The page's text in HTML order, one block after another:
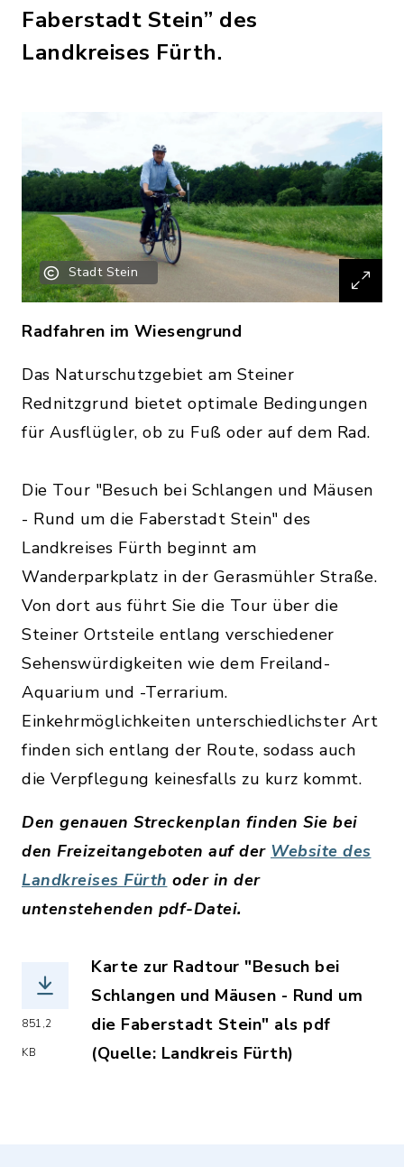
Faberstadt Stein” des
Landkreises Fürth.
Stadt Stein
Radfahren im Wiesengrund
Das Naturschutzgebiet am Steiner
Rednitzgrund bietet optimale Bedingungen
für Ausflügler, ob zu Fuß oder auf dem Rad.
Die Tour "Besuch bei Schlangen und Mäusen
- Rund um die Faberstadt Stein" des
Landkreises Fürth beginnt am
Wanderparkplatz in der Gerasmühler Straße.
Von dort aus führt Sie die Tour über die
Steiner Ortsteile entlang verschiedener
Sehenswürdigkeiten wie dem Freiland-
Aquarium und -Terrarium.
Einkehrmöglichkeiten unterschiedlichster Art
finden sich entlang der Route, sodass auch
die Verpflegung keinesfalls zu kurz kommt.
Den genauen Streckenplan finden Sie bei
den Freizeitangeboten auf der Website des
Landkreises Fürth oder in der
untenstehenden pdf-Datei.
851,2
KB
Karte zur Radtour "Besuch bei
Schlangen und Mäusen - Rund um
die Faberstadt Stein" als pdf
(Quelle: Landkreis Fürth)